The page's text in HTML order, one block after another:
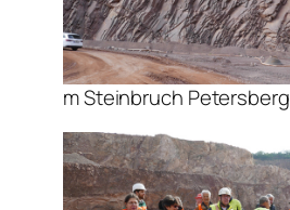
m Steinbruch Petersberg